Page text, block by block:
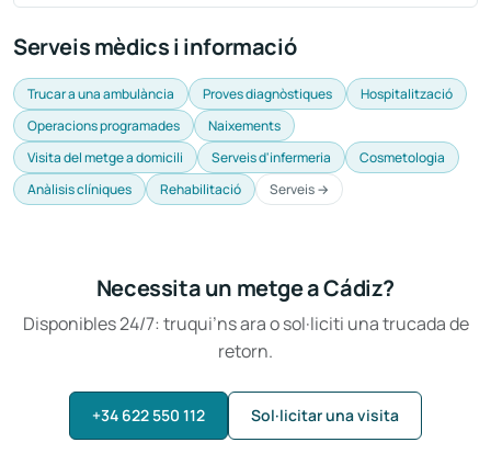
Serveis mèdics i informació
Trucar a una ambulància Proves diagnòstiques
Hospitalització
Operacions programades
Naixements
Visita del metge a domicili
Serveis d'infermeria
Cosmetologia
Anàlisis clíniques
Rehabilitació Serveis →
Necessita un metge a Cádiz?
Disponibles 24/7: truqui’ns ara o sol·liciti una trucada de
retorn.
+34 622 550 112 Sol·licitar una visita